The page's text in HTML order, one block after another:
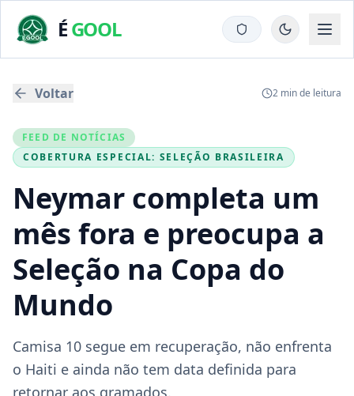
ÉGOOL
Voltar 2 min de leitura
FEED DE NOTÍCIAS
COBERTURA ESPECIAL: SELEÇÃO BRASILEIRA
Neymar completa um
mês fora e preocupa a
Seleção na Copa do
Mundo
Camisa 10 segue em recuperação, não enfrenta
o Haiti e ainda não tem data definida para
retornar aos gramados.